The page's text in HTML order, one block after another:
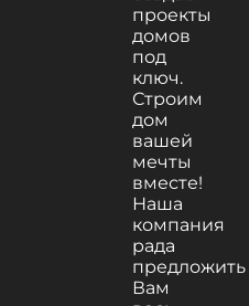
проекты
домов
под
ключ.
Строим
дом
вашей
мечты
вместе!
Наша
компания
рада
предложить
Вам